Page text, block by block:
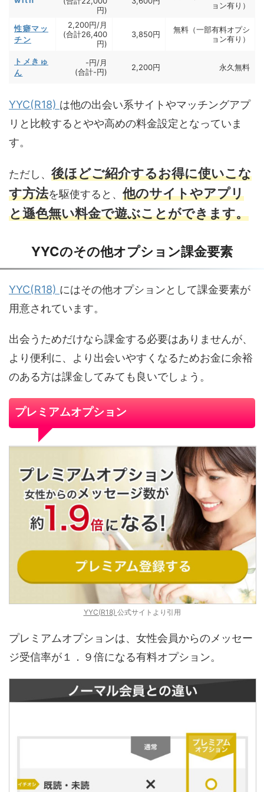
円)
ョン有り）
性癖マッ
チン
2,200円/月
(合計26,400
円)
3,850円
無料（一部有料オプシ
ョン有り）
トメきゅ
ん
-円/月
(合計-円)
2,200円 永久無料
YYC(R18) は他の出会い系サイトやマッチングアプ
リと比較するとやや高めの料金設定となっていま
す。
ただし、 後ほどご紹介するお得に使いこな
す方法を駆使すると、 他のサイトやアプリ
と遜色無い料金で遊ぶことができます。
YYCのその他オプション課金要素
YYC(R18) にはその他オプションとして課金要素が
用意されています。
出会うためだけなら課金する必要はありませんが、
より便利に、より出会いやすくなるためお金に余裕
のある方は課金してみても良いでしょう。
プレミアムオプション
YYC(R18) 公式サイトより引用
プレミアムオプションは、女性会員からのメッセー
ジ受信率が１．９倍になる有料オプション。